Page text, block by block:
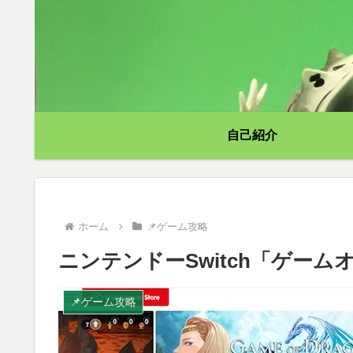
自己紹介
ホーム 📌ゲーム攻略
ニンテンドーSwitch「ゲーム
📌ゲーム攻略